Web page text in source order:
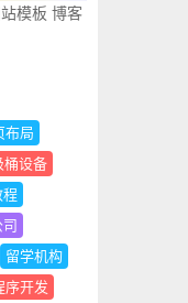
模板 博客
布局
桶设备
程
司
留学机构
序开发